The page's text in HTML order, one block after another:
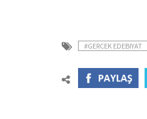
#GERCEK EDEBIYAT